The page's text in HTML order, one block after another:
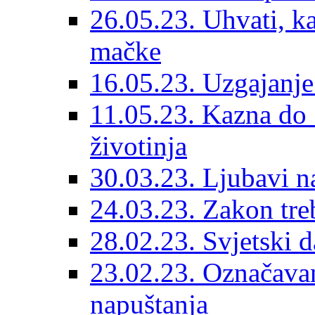
26.05.23. Uhvati,
mačke
16.05.23.
11.05.23. Kazna
životinja
30.03.23. Ljubavi
24.03.23. Zakon
28.02.23. Svjetski
23.02.23.
napuštanja